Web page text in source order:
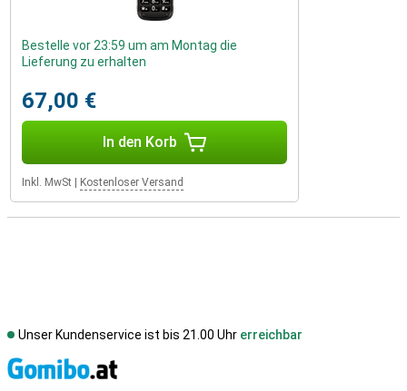
Bestelle vor 23:59 um am Montag die
Lieferung zu erhalten
67,00 €
In den Korb
Inkl. MwSt Kostenloser Versand
Unser Kundenservice ist bis 21.00 Uhr erreichbar